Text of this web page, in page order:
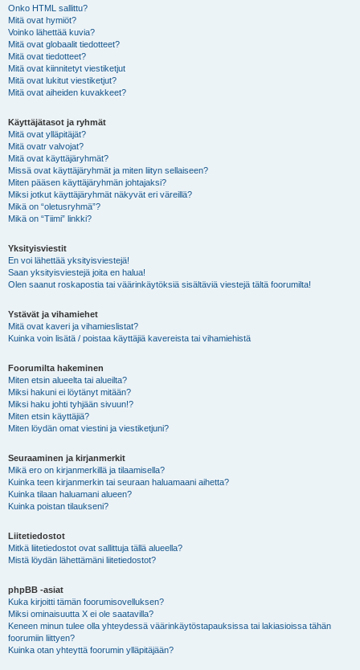
Onko HTML sallittu?
Mitä ovat hymiöt?
Voinko lähettää kuvia?
Mitä ovat globaalit tiedotteet?
Mitä ovat tiedotteet?
Mitä ovat kiinnitetyt viestiketjut
Mitä ovat lukitut viestiketjut?
Mitä ovat aiheiden kuvakkeet?
Käyttäjätasot ja ryhmät
Mitä ovat ylläpitäjät?
Mitä ovatr valvojat?
Mitä ovat käyttäjäryhmät?
Missä ovat käyttäjäryhmät ja miten liityn sellaiseen?
Miten pääsen käyttäjäryhmän johtajaksi?
Miksi jotkut käyttäjäryhmät näkyvät eri väreillä?
Mikä on “oletusryhmä”?
Mikä on “Tiimi” linkki?
Yksityisviestit
En voi lähettää yksityisviestejä!
Saan yksityisviestejä joita en halua!
Olen saanut roskapostia tai väärinkäytöksiä sisältäviä viestejä tältä foorumilta!
Ystävät ja vihamiehet
Mitä ovat kaveri ja vihamieslistat?
Kuinka voin lisätä / poistaa käyttäjiä kavereista tai vihamiehistä
Foorumilta hakeminen
Miten etsin alueelta tai alueilta?
Miksi hakuni ei löytänyt mitään?
Miksi haku johti tyhjään sivuun!?
Miten etsin käyttäjiä?
Miten löydän omat viestini ja viestiketjuni?
Seuraaminen ja kirjanmerkit
Mikä ero on kirjanmerkillä ja tilaamisella?
Kuinka teen kirjanmerkin tai seuraan haluamaani aihetta?
Kuinka tilaan haluamani alueen?
Kuinka poistan tilaukseni?
Liitetiedostot
Mitkä liitetiedostot ovat sallittuja tällä alueella?
Mistä löydän lähettämäni liitetiedostot?
phpBB -asiat
Kuka kirjoitti tämän foorumisovelluksen?
Miksi ominaisuutta X ei ole saatavilla?
Keneen minun tulee olla yhteydessä väärinkäytöstapauksissa tai lakiasioissa tähän
foorumiin liittyen?
Kuinka otan yhteyttä foorumin ylläpitäjään?